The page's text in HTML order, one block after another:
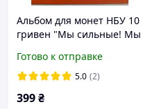
Альбом для монет НБУ 10
гривен "Мы сильные! Мы
2026
Готово к отправке
5.0 (2)
399₴